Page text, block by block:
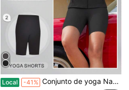
Local -41% Conjunto de yoga Naked Feel para mujer con chaqueta y pantalones cortos de 13 cm: ropa de entrenamiento adelgazante para gimnasio, levantamiento de glúteos y control abdominal.